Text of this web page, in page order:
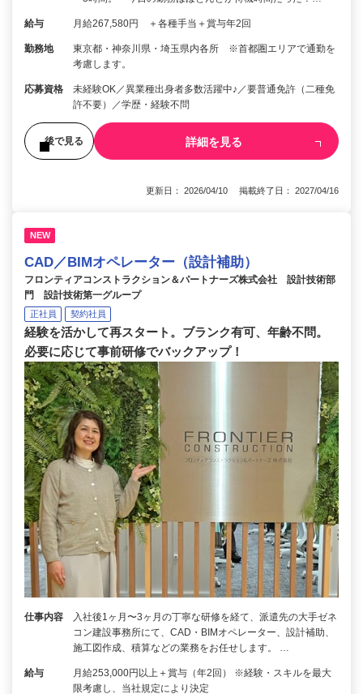
給与 月給267,580円 ＋各種手当＋賞与年2回
勤務地
東京都・神奈川県・埼玉県内各所 ※首都圏エリアで通勤を
考慮します。
応募資格
未経験OK／異業種出身者多数活躍中♪／要普通免許（二種免
許不要）／学歴・経験不問
後で見る 詳細を見る
更新日： 2026/04/10 掲載終了日： 2027/04/16
NEW
CAD／BIMオペレーター（設計補助）
フロンティアコンストラクション＆パートナーズ株式会社 設計技術部
門 設計技術第一グループ
正社員 契約社員
経験を活かして再スタート。ブランク有可、年齢不問。
必要に応じて事前研修でバックアップ！
仕事内容
入社後1ヶ月〜3ヶ月の丁寧な研修を経て、派遣先の大手ゼネ
コン建設事務所にて、CAD・BIMオペレーター、設計補助、
施工図作成、積算などの業務をお任せします。 …
給与
月給253,000円以上＋賞与（年2回） ※経験・スキルを最大
限考慮し、当社規定により決定